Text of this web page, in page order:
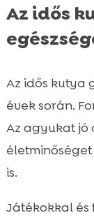
Az idős
Az idős kutya
évek során.
Az agyukat jó
is.
Játékokkal és